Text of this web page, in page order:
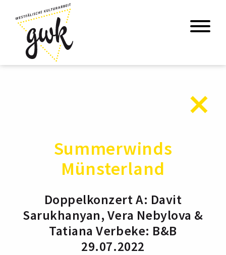
Summerwinds
Münsterland
Doppelkonzert A: Davit
Sarukhanyan, Vera Nebylova &
Tatiana Verbeke: B&B
29.07.2022